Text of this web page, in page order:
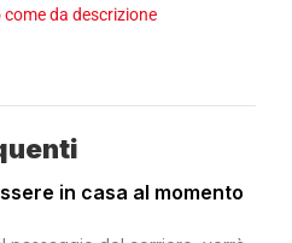
da descrizione
in casa al momento